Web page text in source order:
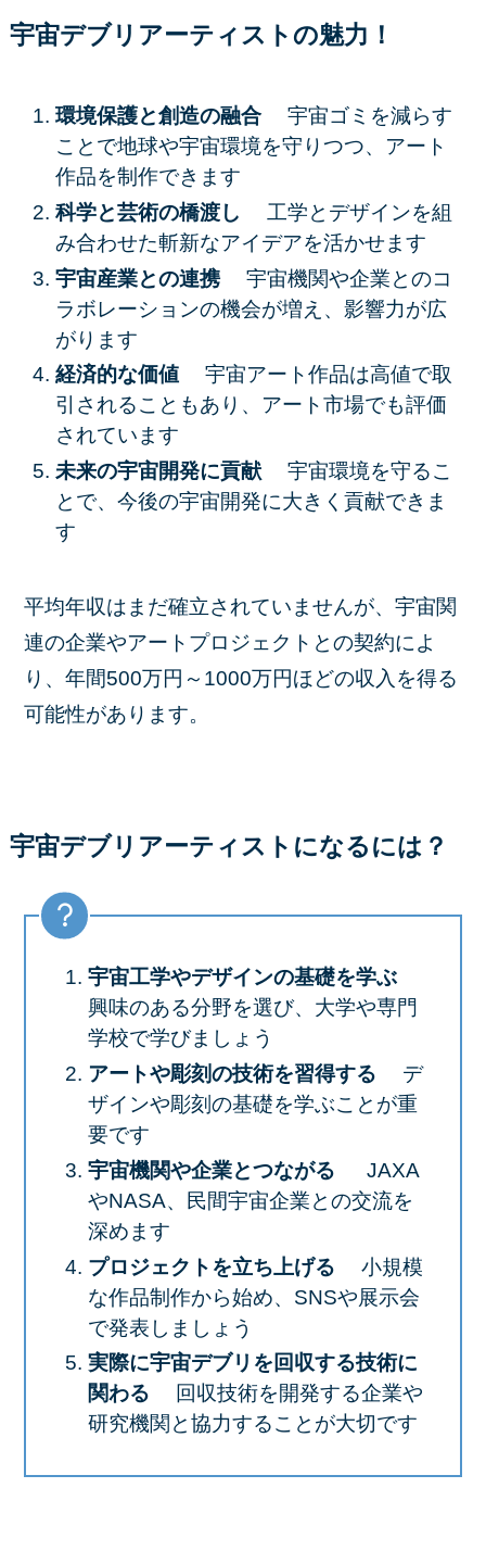
宇宙デブリアーティストの魅力！
環境保護と創造の融合宇宙ゴミを減らす
ことで地球や宇宙環境を守りつつ、アート
作品を制作できます
科学と芸術の橋渡し 工学とデザインを組
み合わせた斬新なアイデアを活かせます
宇宙産業との連携宇宙機関や企業とのコ
ラボレーションの機会が増え、影響力が広
がります
経済的な価値宇宙アート作品は高値で取
引されることもあり、アート市場でも評価
されています
未来の宇宙開発に貢献宇宙環境を守るこ
とで、今後の宇宙開発に大きく貢献できま
す
平均年収はまだ確立されていませんが、宇宙関
連の企業やアートプロジェクトとの契約によ
り、年間500万円～1000万円ほどの収入を得る
可能性があります。
宇宙デブリアーティストになるには？
宇宙工学やデザインの基礎を学ぶ
興味のある分野を選び、大学や専門
学校で学びましょう
アートや彫刻の技術を習得する デ
ザインや彫刻の基礎を学ぶことが重
要です
宇宙機関や企業とつながる JAXA
やNASA、民間宇宙企業との交流を
深めます
プロジェクトを立ち上げる 小規模
な作品制作から始め、SNSや展示会
で発表しましょう
実際に宇宙デブリを回収する技術に
関わる 回収技術を開発する企業や
研究機関と協力することが大切です